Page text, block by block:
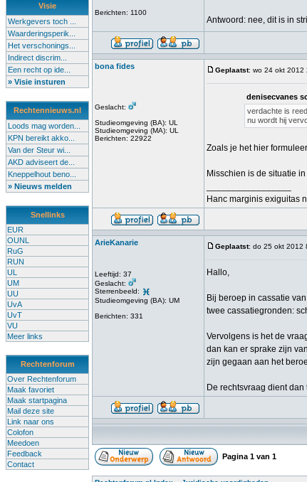
Visie
Werkgevers toch ...
Waarderingsperik...
Het verschonings...
Indirect discrim...
Een recht op ide...
» Visie insturen
Rechtennieuws.nl
Loods mag worden...
KPN bereikt akko...
Van der Steur wi...
AKD adviseert de...
Kneppelhout beno...
» Nieuws melden
Snellinks
EUR
OUNL
RuG
RUN
UL
UM
UU
UvA
UvT
VU
Meer links
Rechtenforum
Over Rechtenforum
Maak favoriet
Maak startpagina
Mail deze site
Link naar ons
Colofon
Meedoen
Feedback
Contact
Berichten: 1100
Antwoord: nee, dit is in
bona fides
Geslacht:
Studieomgeving (BA): UL
Studieomgeving (MA): UL
Berichten: 22922
Geplaatst: wo 24 okt 2012
denisecvanes
verdachte is
nu wordt hij
Zoals je het hier
Misschien is de situatie
Hanc marginis exiguitas
ArieKanarie
Leeftijd: 37
Geslacht:
Sterrenbeeld:
Studieomgeving (BA): UM
Berichten: 331
Geplaatst: do 25 okt 2012
Hallo,
Bij beroep in cassatie
twee cassatiegronden:
Vervolgens is het de
dan kan er sprake zijn
zijn gegaan aan het
De rechtsvraag dient
Pagina 1 van 1